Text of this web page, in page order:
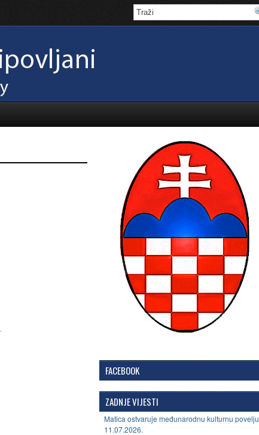
FACEBOOK
ZADNJE VIJESTI
Matica ostvaruje međunarodnu kulturnu povelju
11.07.2026.